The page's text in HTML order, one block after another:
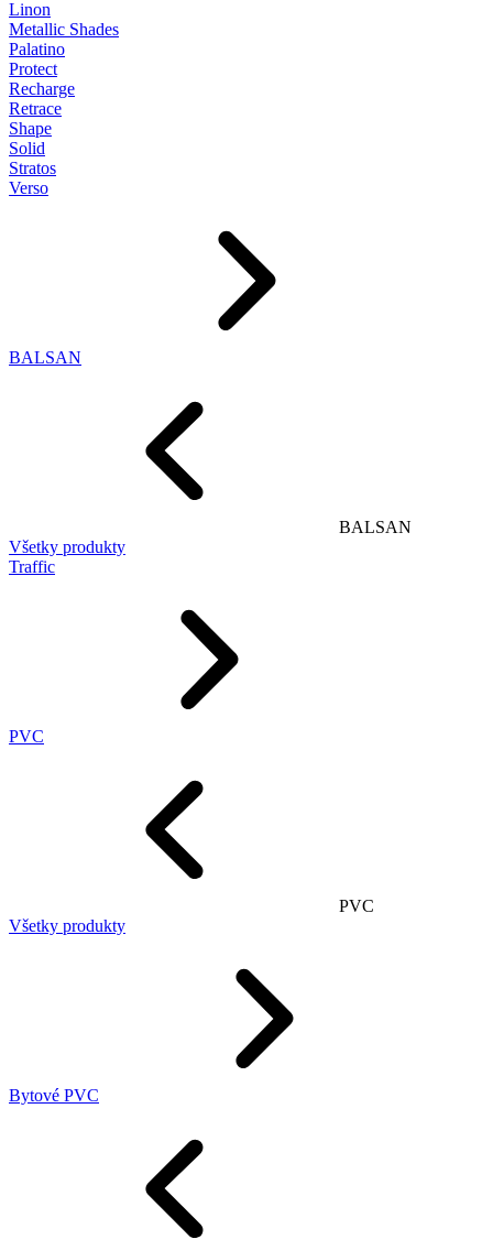
Linon
Metallic Shades
Palatino
Protect
Recharge
Retrace
Shape
Solid
Stratos
Verso
BALSAN
BALSAN
Všetky produkty
Traffic
PVC
PVC
Všetky produkty
Bytové PVC